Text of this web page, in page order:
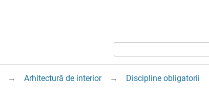
→ Arhitectură de interior → Discipline obligatorii